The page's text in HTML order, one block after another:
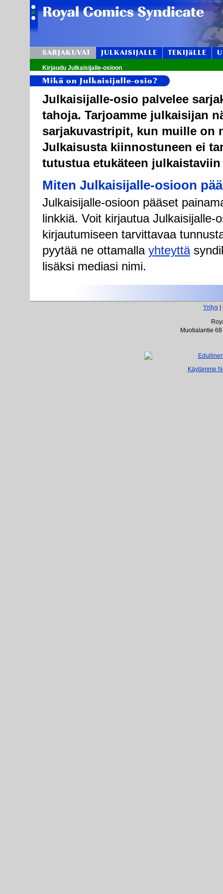
SARJAKUVAT JULKAISIJALLE TEKIJäLLE
Kirjaudu Julkaisijalle-osioon
Mikä on Julkaisijalle-osio?
Julkaisijalle-osio palvelee
tahoja. Tarjoamme julkaisijan
sarjakuvastripit, kun muille on
Julkaisusta kiinnostuneen ei
tutustua etukäteen
Miten Julkaisijalle-osioon
Julkaisijalle-osioon pääset
linkkiä. Voit kirjautua Julkaisijalle-
kirjautumiseen tarvittavaa
pyytää ne ottamalla yhteyttä
lisäksi mediasi nimi.
Yritys
Muotialantie
Käytämme